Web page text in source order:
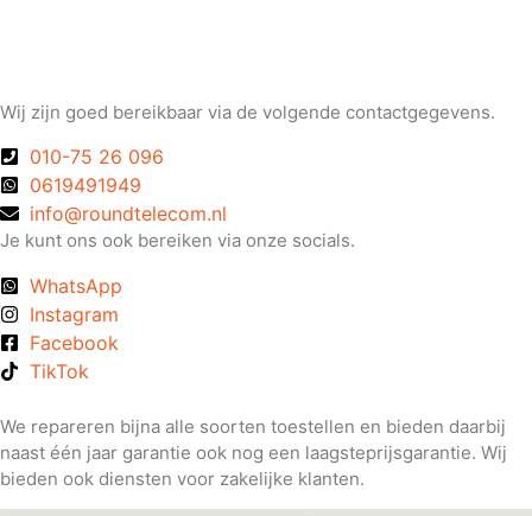
Wij zijn goed bereikbaar via de volgende contactgegevens.
010-75 26 096
0619491949
info@roundtelecom.nl
Je kunt ons ook bereiken via onze socials.
WhatsApp
Instagram
Facebook
TikTok
We repareren bijna alle soorten toestellen en bieden daarbij
naast één jaar garantie ook nog een laagsteprijsgarantie. Wij
bieden ook diensten voor zakelijke klanten.